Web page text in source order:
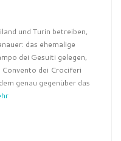
und Turin betreiben,
das ehemalige
dei Gesuiti gelegen,
dei Crociferi
genau gegenüber das